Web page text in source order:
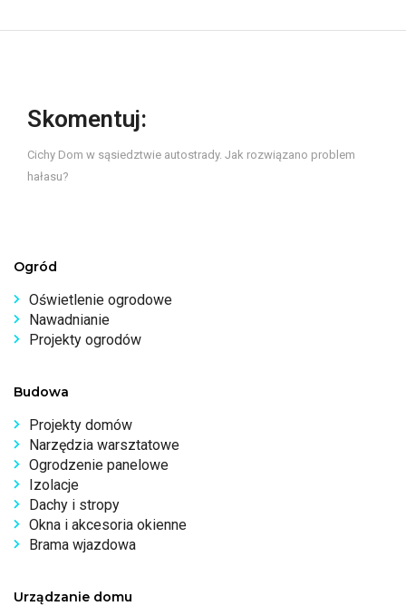
Skomentuj:
Cichy Dom w sąsiedztwie autostrady. Jak rozwiązano problem
hałasu?
Ogród
Oświetlenie ogrodowe
Nawadnianie
Projekty ogrodów
Budowa
Projekty domów
Narzędzia warsztatowe
Ogrodzenie panelowe
Izolacje
Dachy i stropy
Okna i akcesoria okienne
Brama wjazdowa
Urządzanie domu